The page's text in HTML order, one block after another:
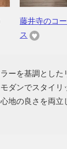
藤井寺のコ
ス
ーを基調とし
ダンでスタイ
地の良さを両